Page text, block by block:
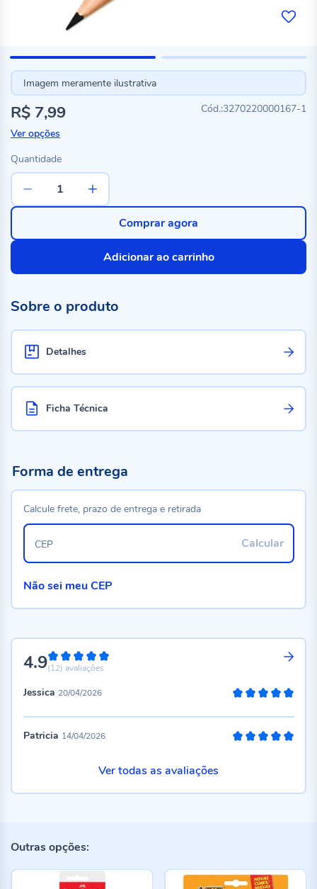
Imagem meramente ilustrativa
3270220000167-1
R$ 7,99
Ver opções
Quantidade
Adicionar ao carrinho
Comprar agora
Sobre o produto
Detalhes
Ficha Técnica
4.998%
(12) avaliações
Jessica 20/04/2026
Patricia 14/04/2026
Ver todas as avaliações
Forma de entrega
Calcule frete, prazo de entrega e retirada
Calcular
CEP
Não sei meu CEP
Outras opções: